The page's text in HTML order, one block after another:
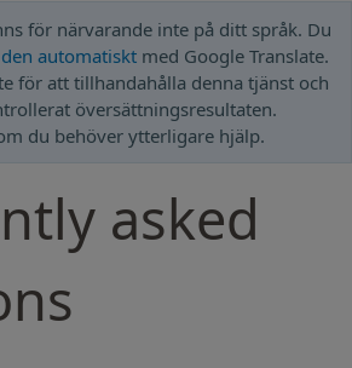
för närvarande inte på ditt språk. Du
automatiskt med Google Translate.
för att tillhandahålla denna tjänst och
översättningsresultaten.
du behöver ytterligare hjälp.
asked